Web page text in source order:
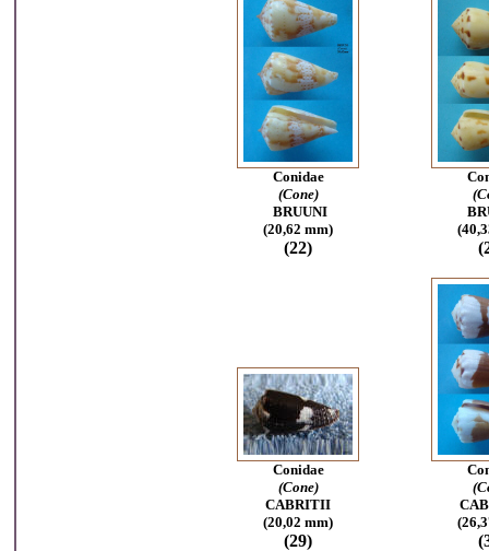
Conidae
(Cone)
BRUUNI
(20,62 mm)
B
(22)
Conidae
(Cone)
CABRITII
(20,02 mm)
(29)